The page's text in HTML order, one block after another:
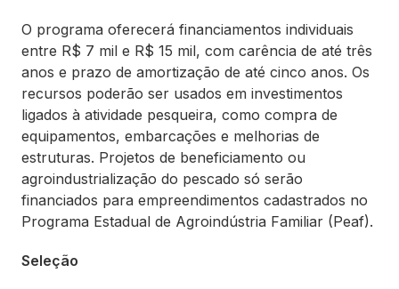
O programa oferecerá financiamentos individuais
entre R$ 7 mil e R$ 15 mil, com carência de até três
anos e prazo de amortização de até cinco anos. Os
recursos poderão ser usados em investimentos
ligados à atividade pesqueira, como compra de
equipamentos, embarcações e melhorias de
estruturas. Projetos de beneficiamento ou
agroindustrialização do pescado só serão
financiados para empreendimentos cadastrados no
Programa Estadual de Agroindústria Familiar (Peaf).
Seleção